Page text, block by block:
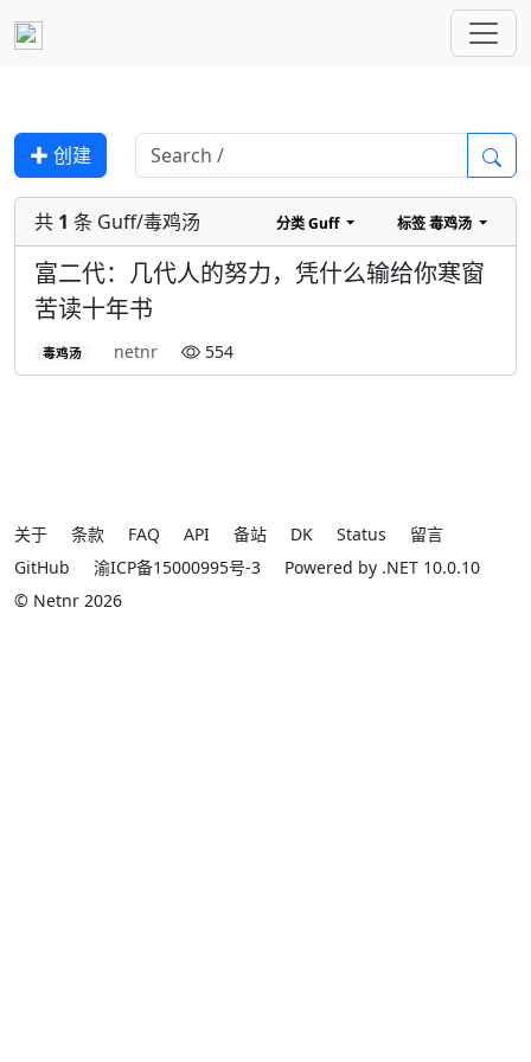
✚ 创建
共 1 条 Guff/毒鸡汤 分类Guff 标签毒鸡汤
富二代：几代人的努力，凭什么输给你寒窗
苦读十年书
毒鸡汤 netnr 554
关于 条款 FAQ API 备站 DK Status
留言
GitHub
渝ICP备15000995号-3
Powered by .NET 10.0.10
© Netnr 2026